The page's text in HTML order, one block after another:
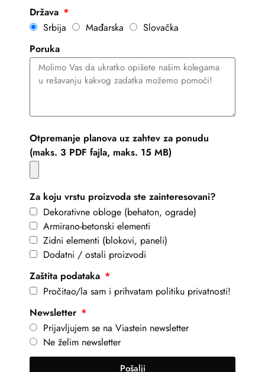
Država
Srbija
Mađarska
Slovačka
Poruka
Otpremanje planova uz zahtev za ponudu
(maks. 3 PDF fajla, maks. 15 MB)
Za koju vrstu proizvoda ste zainteresovani?
Dekorativne obloge (behaton, ograde)
Armirano-betonski elementi
Zidni elementi (blokovi, paneli)
Dodatni / ostali proizvodi
Zaštita podataka
Pročitao/la sam i prihvatam politiku privatnosti!
Newsletter
Prijavljujem se na Viastein newsletter
Ne želim newsletter
Pošalji